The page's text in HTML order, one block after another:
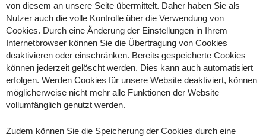
von diesem an unsere Seite übermittelt. Daher haben Sie als
Nutzer auch die volle Kontrolle über die Verwendung von
Cookies. Durch eine Änderung der Einstellungen in Ihrem
Internetbrowser können Sie die Übertragung von Cookies
deaktivieren oder einschränken. Bereits gespeicherte Cookies
können jederzeit gelöscht werden. Dies kann auch automatisiert
erfolgen. Werden Cookies für unsere Website deaktiviert, können
möglicherweise nicht mehr alle Funktionen der Website
vollumfänglich genutzt werden.
Zudem können Sie die Speicherung der Cookies durch eine